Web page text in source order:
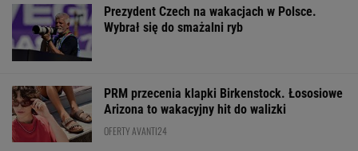
Cytat dnia. Michał
Czernecki: Katolicyzm
jest najlepiej
Rozpoznasz tych
wybitnych aktorów
Rocznica